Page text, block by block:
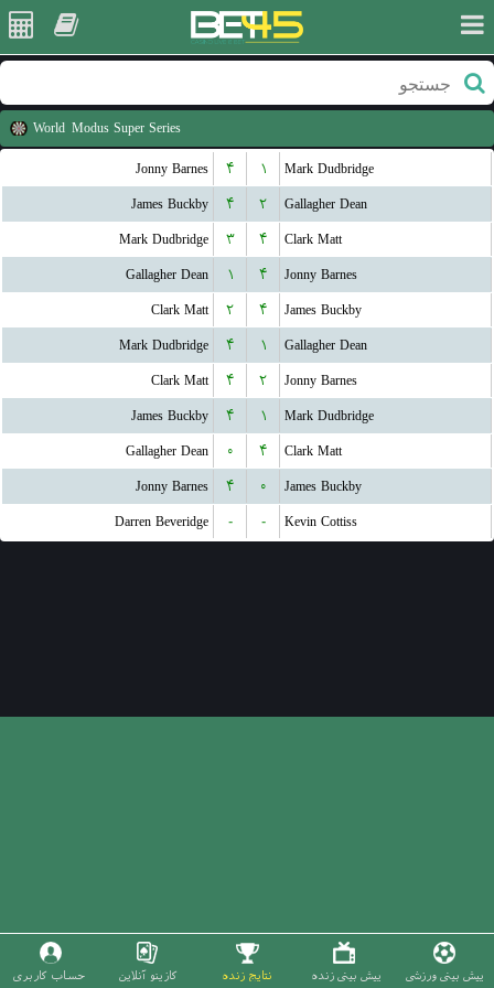
World Modus Super Series
Jonny Barnes ۴ ۱ Mark Dudbridge
James Buckby ۴ ۲ Gallagher Dean
Mark Dudbridge ۳ ۴ Clark Matt
Gallagher Dean ۱ ۴ Jonny Barnes
Clark Matt ۲ ۴ James Buckby
Mark Dudbridge ۴ ۱ Gallagher Dean
Clark Matt ۴ ۲ Jonny Barnes
James Buckby ۴ ۱ Mark Dudbridge
Gallagher Dean ۰ ۴ Clark Matt
Jonny Barnes ۴ ۰ James Buckby
Darren Beveridge - - Kevin Cottiss
پیش بینی ورزشی پیش بینی زنده نتایج زنده کازینو آنلاین حساب کاربری